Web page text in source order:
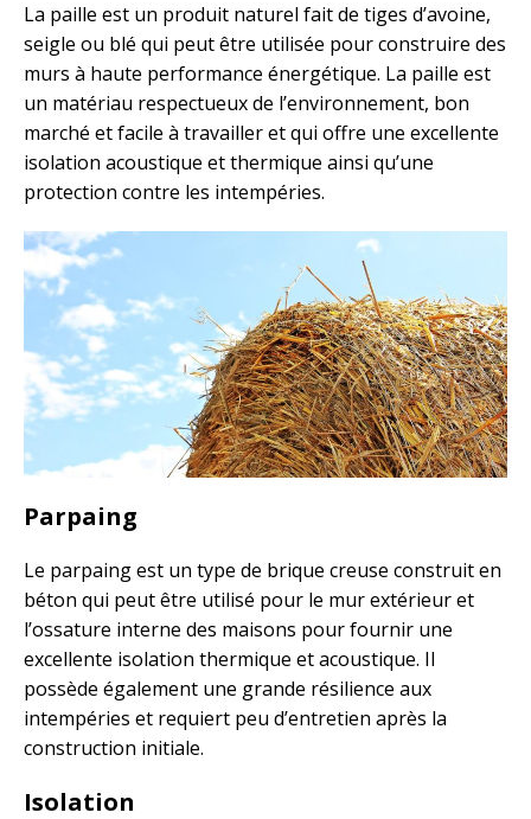
La paille est un produit naturel fait de tiges d’avoine,
seigle ou blé qui peut être utilisée pour construire des
murs à haute performance énergétique. La paille est
un matériau respectueux de l’environnement, bon
marché et facile à travailler et qui offre une excellente
isolation acoustique et thermique ainsi qu’une
protection contre les intempéries.
Parpaing
Le parpaing est un type de brique creuse construit en
béton qui peut être utilisé pour le mur extérieur et
l’ossature interne des maisons pour fournir une
excellente isolation thermique et acoustique. Il
possède également une grande résilience aux
intempéries et requiert peu d’entretien après la
construction initiale.
Isolation